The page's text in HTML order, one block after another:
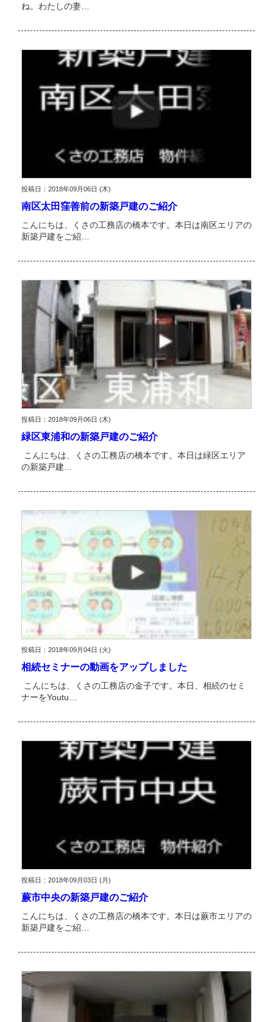
ね。わたしの妻…
投稿日：2018年09月06日 (木)
南区太田窪善前の新築戸建のご紹介
こんにちは、くさの工務店の橋本です。本日は南区エリアの
新築戸建をご紹…
投稿日：2018年09月06日 (木)
緑区東浦和の新築戸建のご紹介
こんにちは、くさの工務店の橋本です。本日は緑区エリア
の新築戸建…
投稿日：2018年09月04日 (火)
相続セミナーの動画をアップしました
こんにちは、くさの工務店の金子です。本日、相続のセミ
ナーをYoutu…
投稿日：2018年09月03日 (月)
蕨市中央の新築戸建のご紹介
こんにちは、くさの工務店の橋本です。本日は蕨市エリアの
新築戸建をご紹…